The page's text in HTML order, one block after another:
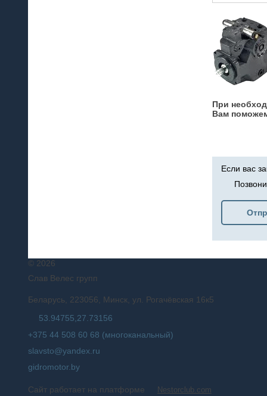
При
Вам
Если вас
© 2026
Слав Велес групп
Беларусь, 223056, Минск, ул. Рогачёвская 16к5
53.94755,27.73156
+375 44 508 60 68 (многоканальный)
slavsto@yandex.ru
gidromotor.by
Сайт работает на платформе Nestorclub.com